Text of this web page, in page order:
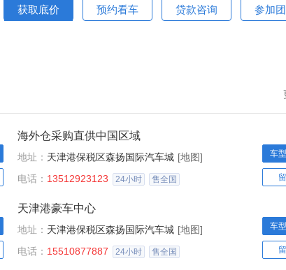
获取底价 预约看车 贷款咨询 参加
海外仓采购直供中国区域
地址： 天津港保税区森扬国际汽车城 [地图]
电话： 13512923123 24小时 售全国
车
天津港豪车中心
地址： 天津港保税区森扬国际汽车城 [地图]
电话： 15510877887 24小时 售全国
车